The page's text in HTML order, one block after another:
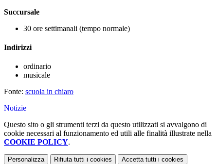
Succursale
30 ore settimanali (tempo normale)
Indirizzi
ordinario
musicale
Fonte: scuola in chiaro
Notizie
Questo sito o gli strumenti terzi da questo utilizzati si avvalgono di
cookie necessari al funzionamento ed utili alle finalità illustrate nella
COOKIE POLICY.
Personalizza Rifiuta tutti i cookies Accetta tutti i cookies